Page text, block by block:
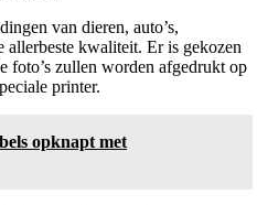
van dieren, auto’s,
allerbeste kwaliteit. Er is gekozen
foto’s zullen worden afgedrukt op
printer.
opknapt met